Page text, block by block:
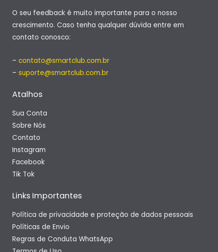
O seu feedback é muito importante para o nosso
crescimento. Caso tenha qualquer dúvida entre em
contato conosco:
– contato@smartclub.com.br
– suporte@smartclub.com.br
Atalhos
Sua Conta
Sobre Nós
Contato
Instagram
Facebook
Tik Tok
Links Importantes
Política de privacidade e proteção de dados pessoais
Políticas de Envio
Regras de Conduta WhatsApp